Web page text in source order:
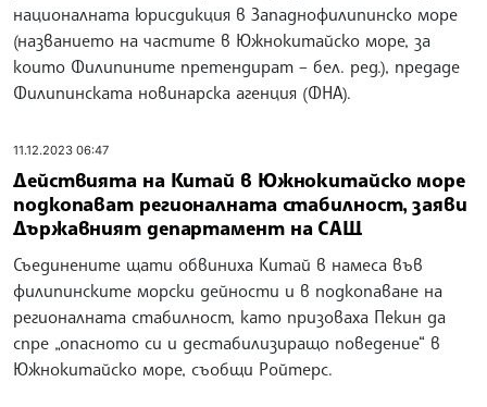
националната юрисдикция в Западнофилипинско море
(названието на частите в Южнокитайско море, за
които Филипините претендират – бел. ред.), предаде
Филипинската новинарска агенция (ФНА).
11.12.2023 06:47
Действията на Китай в Южнокитайско море
подкопават регионалната стабилност, заяви
Държавният департамент на САЩ
Съединените щати обвиниха Китай в намеса във
филипинските морски дейности и в подкопаване на
регионалната стабилност, като призоваха Пекин да
спре „опасното си и дестабилизиращо поведение“ в
Южнокитайско море, съобщи Ройтерс.